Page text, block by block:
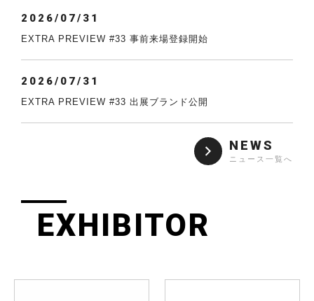
2026/07/31
EXTRA PREVIEW #33 事前来場登録開始
2026/07/31
EXTRA PREVIEW #33 出展ブランド公開
NEWS
ニュース一覧へ
EXHIBITOR